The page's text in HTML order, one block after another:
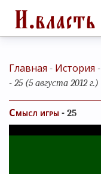
Главная - История -
- 25 (5 августа 2012 г.)
Смысл игры - 25